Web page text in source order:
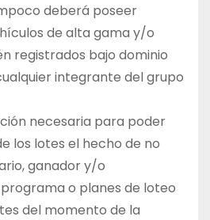
deberá poseer
de alta gama y/o
registrados bajo dominio
integrante del grupo
necesaria para poder
los lotes el hecho de no
ganador y/o
o planes de loteo
del momento de la